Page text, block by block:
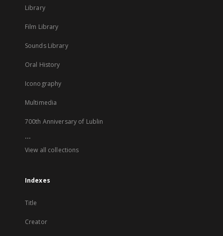
Library
Film Library
Sounds Library
Oral History
Iconography
Multimedia
700th Anniversary of Lublin
...
View all collections
Indexes
Title
Creator